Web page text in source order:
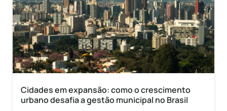
Cidades em expansão: como o crescimento
urbano desafia a gestão municipal no Brasil